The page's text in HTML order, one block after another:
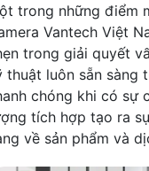
trong những điểm
Vantech Việt
trong giải quyết
thuật luôn sẵn sàng
chóng khi có sự
tích hợp tạo ra
về sản phẩm và